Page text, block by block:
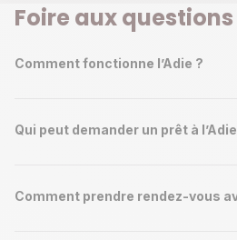
Foire aux questions
Comment fonctionne l’Adie ?
Qui peut demander un prêt à
Comment prendre rendez-vous